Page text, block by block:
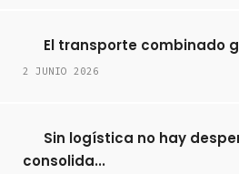
El transporte combinado
2 JUNIO 2026
Sin logística no hay
consolida...